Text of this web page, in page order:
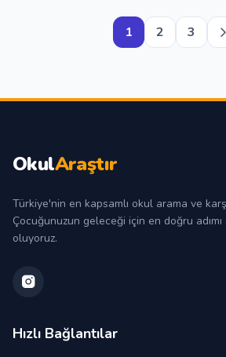
1 2 3
OkulAraştır
Türkiye'nin en kapsamlı okul arama ve
Çocuğunuzun geleceği için en doğru adımı
oluyoruz.
Hızlı Bağlantılar